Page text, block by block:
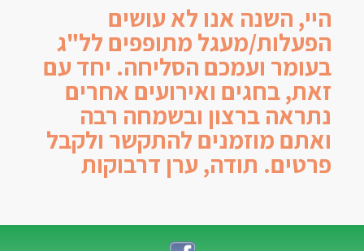
היי, השנה אנו לא עושים
הפעלות/מעגל מתופפים לל"ג
בעומר ועמכם הסליחה. יחד עם
זאת, בחגים ואירועים אחרים
נתראה ברצון ובשמחה רבה
ואתם מוזמנים להתקשר ולקבל
פרטים. תודה, ערן דרבוקות